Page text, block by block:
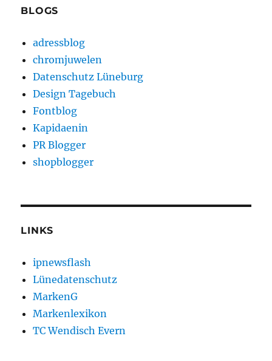
BLOGS
adressblog
chromjuwelen
Datenschutz Lüneburg
Design Tagebuch
Fontblog
Kapidaenin
PR Blogger
shopblogger
LINKS
ipnewsflash
Lünedatenschutz
MarkenG
Markenlexikon
TC Wendisch Evern